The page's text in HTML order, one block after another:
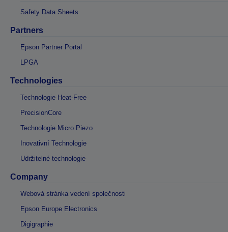
Safety Data Sheets
Partners
Epson Partner Portal
LPGA
Technologies
Technologie Heat-Free
PrecisionCore
Technologie Micro Piezo
Inovativní Technologie
Udržitelné technologie
Company
Webová stránka vedení společnosti
Epson Europe Electronics
Digigraphie